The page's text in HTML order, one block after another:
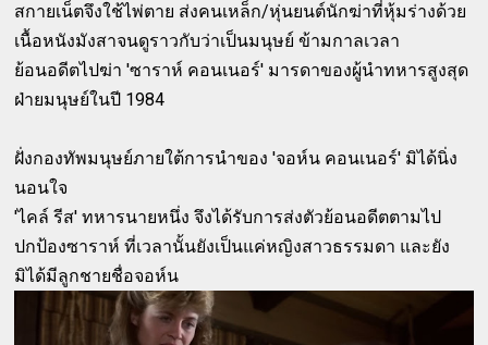
สกายเน็ตจึงใช้ไพ่ตาย ส่งคนเหล็ก/หุ่นยนต์นักฆ่าที่หุ้มร่างด้วย
เนื้อหนังมังสาจนดูราวกับว่าเป็นมนุษย์ ข้ามกาลเวลา
ย้อนอดีตไปฆ่า 'ซาราห์ คอนเนอร์' มารดาของผู้นำทหารสูงสุด
ฝ่ายมนุษย์ในปี 1984
ฝั่งกองทัพมนุษย์ภายใต้การนำของ 'จอห์น คอนเนอร์' มิได้นิ่ง
นอนใจ
'ไคล์ รีส' ทหารนายหนึ่ง จึงได้รับการส่งตัวย้อนอดีตตามไป
ปกป้องซาราห์ ที่เวลานั้นยังเป็นแค่หญิงสาวธรรมดา และยัง
มิได้มีลูกชายชื่อจอห์น